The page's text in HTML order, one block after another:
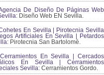
De Diseño De Páginas Web
Diseño Web EN Sevilla.
En Sevilla | Pirotecnia Sevilla
Artificiales En Sevilla | Petardos
Pirotecnia San Bartolomé.
Cerramientos En Sevilla | Cercados
En Sevilla | Cerramientos
Sevilla: Cerramientos Gordo.